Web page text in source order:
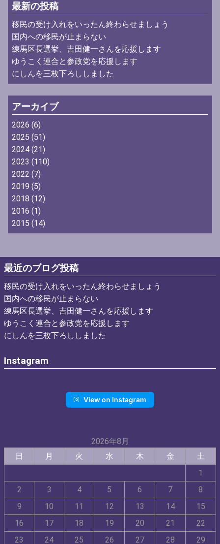
最新の投稿
移民の受け入れをいったん終わらせましょう
国内への移民が止まらない
練馬区長選挙、吉田健一さんを応援します
ゆうこく連合と参政党を応援します
にしんを三枚下ろししました
アーカイブ
2026 (6)
2025 (51)
2024 (21)
2023 (110)
2022 (7)
2019 (5)
2018 (12)
2016 (1)
2015 (14)
最近のブログ投稿
移民の受け入れをいったん終わらせましょう
国内への移民が止まらない
練馬区長選挙、吉田健一さんを応援します
ゆうこく連合と参政党を応援します
にしんを三枚下ろししました
Instagram
View on Instagram
2026年8月
日
月 火 水 木 金
土
1
2
3 4 5 6 7
8
9
10 11 12 13 14
15
16
17 18 19 20 21
22
23
24 25 26 27 28 29